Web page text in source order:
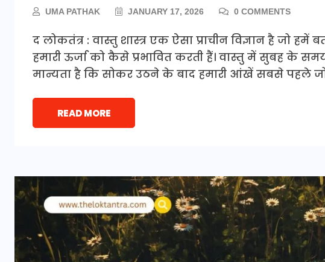
UMA PATHAK JANUARY 17, 2026 0 COMMENTS
द लोकतंत्र : वास्तु शास्त्र एक ऐसा प्राचीन विज्ञान है जो
हमारी ऊर्जा को कैसे प्रभावित करती हैं। वास्तु में सुबह के
मान्यता है कि सोकर उठने के बाद हमारी आंखें सबसे पहले
READ MORE